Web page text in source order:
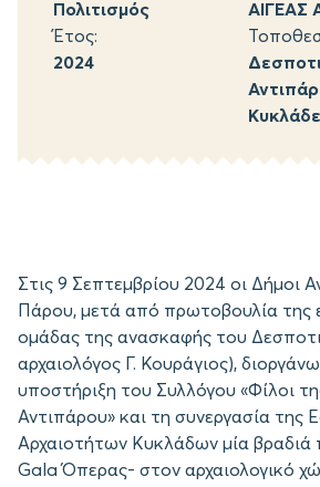
Πολιτισμός
ΑΙΓΕΑΣ
Έτος:
2024
Στις 9 Σεπτεμβρίου 2024 οι Δήμοι
Πάρου, μετά από πρωτοβουλία της
ομάδας της ανασκαφής του
αρχαιολόγος Γ. Κουράγιος),
υποστήριξη του Συλλόγου «Φίλοι
Αντιπάρου» και τη συνεργασία της
Αρχαιοτήτων Κυκλάδων μία βραδιά
Gala Όπερας- στον αρχαιολογικό